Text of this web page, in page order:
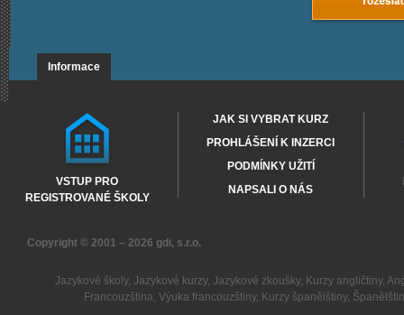
Informace
VSTUP PRO
REGISTROVANÉ ŠKOLY
JAK SI VYBRAT KURZ
PROHLÁŠENÍ K INZERCI
PODMÍNKY UŽITÍ
NAPSALI O NÁS
Copyright © 2001 – 2026 gdi, s.r.o.
Jazykové školy, Jazykové kurzy, Jazykové zkoušky, Kurzy angličtiny,
Francouzština,Výuka francouzštiny, Kurzy španělštiny,